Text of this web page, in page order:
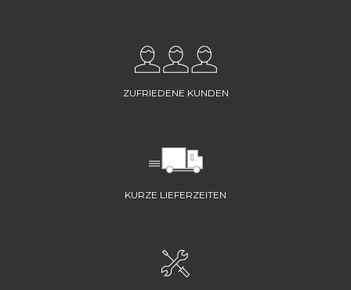
ZUFRIEDENE KUNDEN
KURZE LIEFERZEITEN